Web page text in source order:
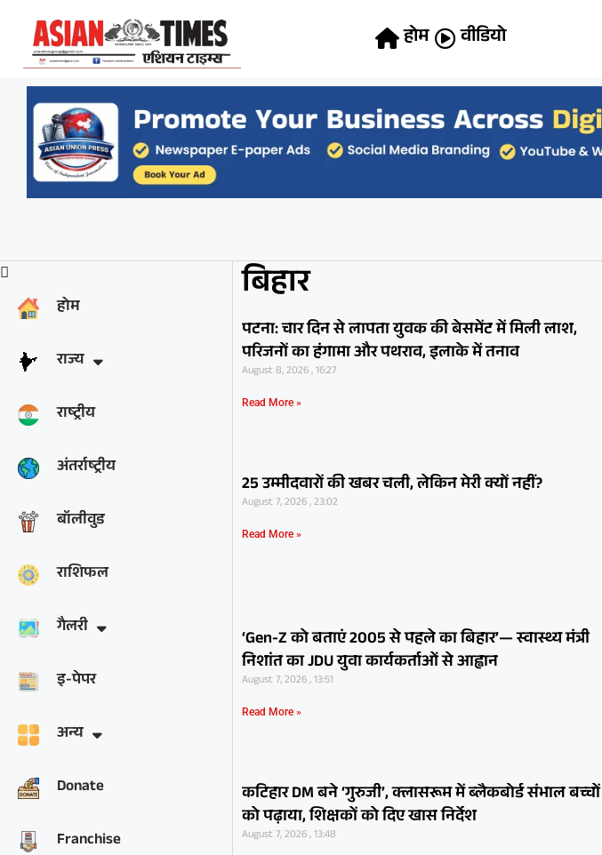
होम वीडियो
होम
राज्य
राष्ट्रीय
अंतर्राष्ट्रीय
बॉलीवुड
राशिफल
गैलरी
इ-पेपर
अन्य
Donate
Franchise
बिहार
पटना: चार दिन से लापता युवक की बेसमेंट में मिली लाश,
परिजनों का हंगामा और पथराव, इलाके में तनाव
August 8, 2026 , 16:27
Read More »
25 उम्मीदवारों की खबर चली, लेकिन मेरी क्यों नहीं?
August 7, 2026 , 23:02
Read More »
‘Gen-Z को बताएं 2005 से पहले का बिहार’— स्वास्थ्य मंत्री
निशांत का JDU युवा कार्यकर्ताओं से आह्वान
August 7, 2026 , 13:51
Read More »
कटिहार DM बने ‘गुरुजी’, क्लासरूम में ब्लैकबोर्ड संभाल बच्चों
को पढ़ाया, शिक्षकों को दिए खास निर्देश
August 7, 2026 , 13:48